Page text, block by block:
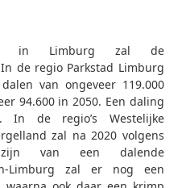
in Limburg zal de
de regio Parkstad Limburg
van ongeveer 119.000
94.600 in 2050. Een daling
In de regio’s Westelijke
zal na 2020 volgens
van een dalende
Limburg zal er nog een